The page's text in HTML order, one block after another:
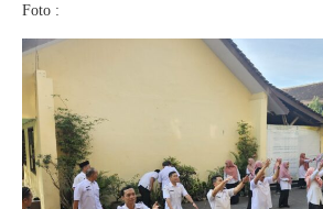
Foto :